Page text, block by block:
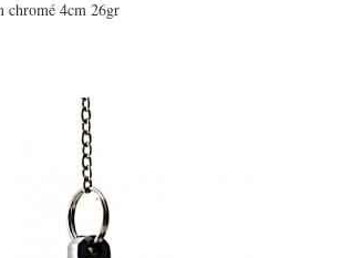
chromé 4cm 26gr